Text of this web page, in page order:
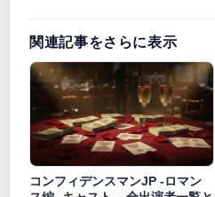
関連記事をさらに表示
コンフィデンスマンJP -ロマン